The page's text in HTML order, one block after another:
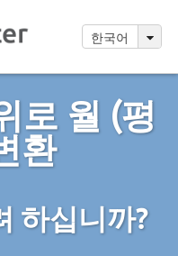
한국어
로 월 (평
환
하십니까?